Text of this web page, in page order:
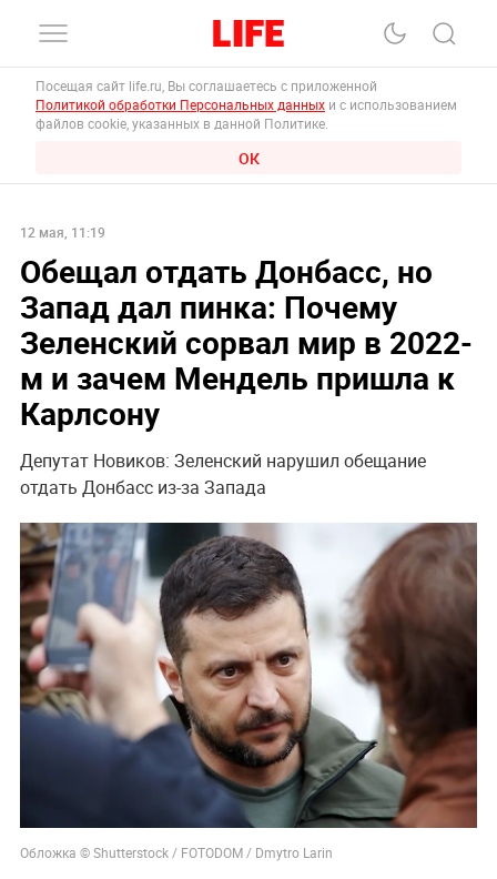
Посещая сайт life.ru, Вы соглашаетесь с приложенной
Политикой обработки Персональных данных и с использованием
файлов cookie, указанных в данной Политике.
ОК
12 мая, 11:19
Обещал отдать Донбасс, но
Запад дал пинка: Почему
Зеленский сорвал мир в 2022-
м и зачем Мендель пришла к
Карлсону
Депутат Новиков: Зеленский нарушил обещание
отдать Донбасс из-за Запада
Обложка © Shutterstock / FOTODOM / Dmytro Larin